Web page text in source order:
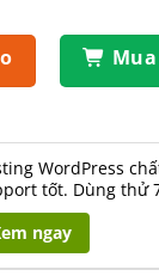
widget như:
dài widget,
dễ dàng
để đặt vào
WordPress
tốt. Dùng thử
ngay